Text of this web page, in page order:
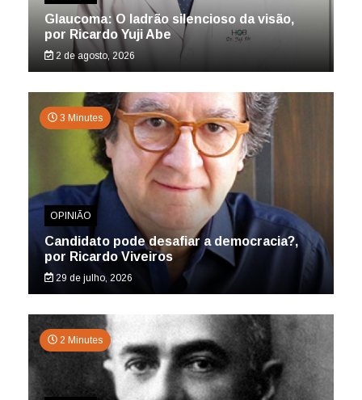
Glaucoma: O ladrão silencioso da visão,
por Ricardo Yuji Abe
2 de agosto, 2026
3 Minutes
OPINIÃO
Candidato pode desafiar a democracia?,
por Ricardo Viveiros
29 de julho, 2026
2 Minutes